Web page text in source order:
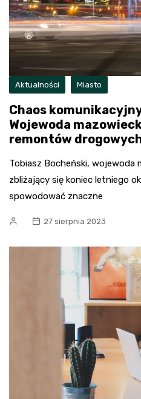
Aktualności Miasto
Chaos
Wojewoda
remontów
Tobiasz Bocheński, wojewoda
zbliżający się koniec letniego
spowodować znaczne
27 sierpnia 2023